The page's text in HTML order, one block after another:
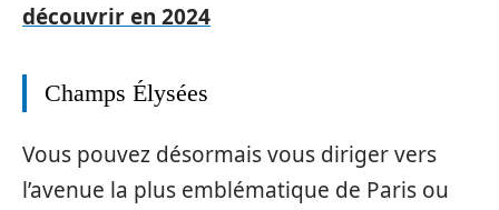
découvrir en 2024
Champs Élysées
Vous pouvez désormais vous diriger vers
l’avenue la plus emblématique de Paris ou